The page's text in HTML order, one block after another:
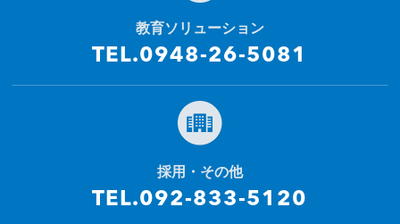
教育ソリューション
TEL.0948-26-5081
採用・その他
TEL.092-833-5120